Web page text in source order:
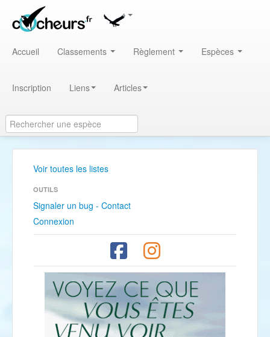
Accueil Classements Règlement Espèces
Inscription Liens Articles
Voir toutes les listes
OUTILS
Signaler un bug - Contact
Connexion